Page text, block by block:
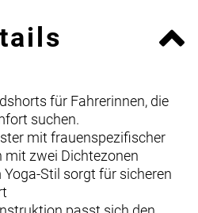
für Fahrerinnen, die
suchen.
mit frauenspezifischer
mit zwei Dichtezonen
Stil sorgt für sicheren